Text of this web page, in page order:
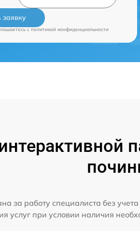
заявку
cполитикой конфиденциальности
за работу специалиста без
услуг при условии наличия